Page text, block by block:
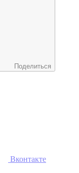
Поделиться
Вконтакте